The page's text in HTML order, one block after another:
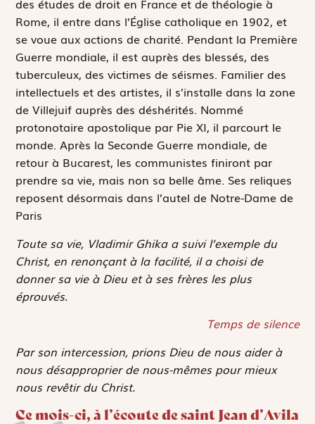
des études de droit en France et de théologie à
Rome, il entre dans l’Église catholique en 1902, et
se voue aux actions de charité. Pendant la Première
Guerre mondiale, il est auprès des blessés, des
tuberculeux, des victimes de séismes. Familier des
intellectuels et des artistes, il s’installe dans la zone
de Villejuif auprès des déshérités. Nommé
protonotaire apostolique par Pie XI, il parcourt le
monde. Après la Seconde Guerre mondiale, de
retour à Bucarest, les communistes finiront par
prendre sa vie, mais non sa belle âme. Ses reliques
reposent désormais dans l’autel de Notre-Dame de
Paris
Toute sa vie, Vladimir Ghika a suivi l’exemple du
Christ, en renonçant à la facilité, il a choisi de
donner sa vie à Dieu et à ses frères les plus
éprouvés.
Temps de silence
Par son intercession, prions Dieu de nous aider à
nous désapproprier de nous-mêmes pour mieux
nous revêtir du Christ.
Ce mois-ci, à l’écoute de saint Jean d’Avila